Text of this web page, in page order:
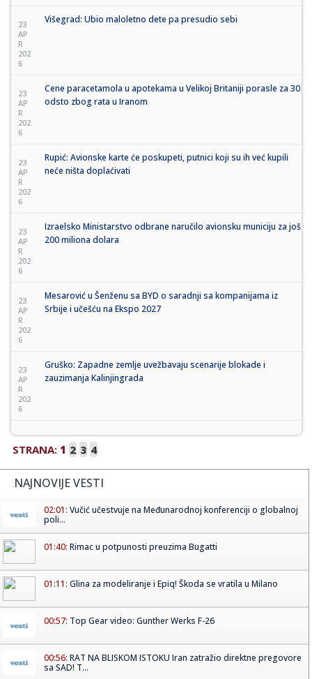
23
AP
R
202
6
Višegrad: Ubio maloletno dete pa presudio sebi
23
AP
R
202
6
Cene paracetamola u apotekama u Velikoj Britaniji porasle za 30
odsto zbog rata u Iranom
23
AP
R
202
6
Rupić: Avionske karte će poskupeti, putnici koji su ih već kupili
neće ništa doplaćivati
23
AP
R
202
6
Izraelsko Ministarstvo odbrane naručilo avionsku municiju za još
200 miliona dolara
23
AP
R
202
6
Mesarović u Šenženu sa BYD o saradnji sa kompanijama iz
Srbije i učešću na Ekspo 2027
23
AP
R
202
6
Gruško: Zapadne zemlje uvežbavaju scenarije blokade i
zauzimanja Kalinjingrada
STRANA: 1 2 3 4
NAJNOVIJE VESTI
02:01: Vučić učestvuje na Međunarodnoj konferenciji o globalnoj
poli...
01:40: Rimac u potpunosti preuzima Bugatti
01:11: Glina za modeliranje i Epiq! Škoda se vratila u Milano
00:57: Top Gear video: Gunther Werks F-26
00:56: RAT NA BLISKOM ISTOKU Iran zatražio direktne pregovore
sa SAD! T...